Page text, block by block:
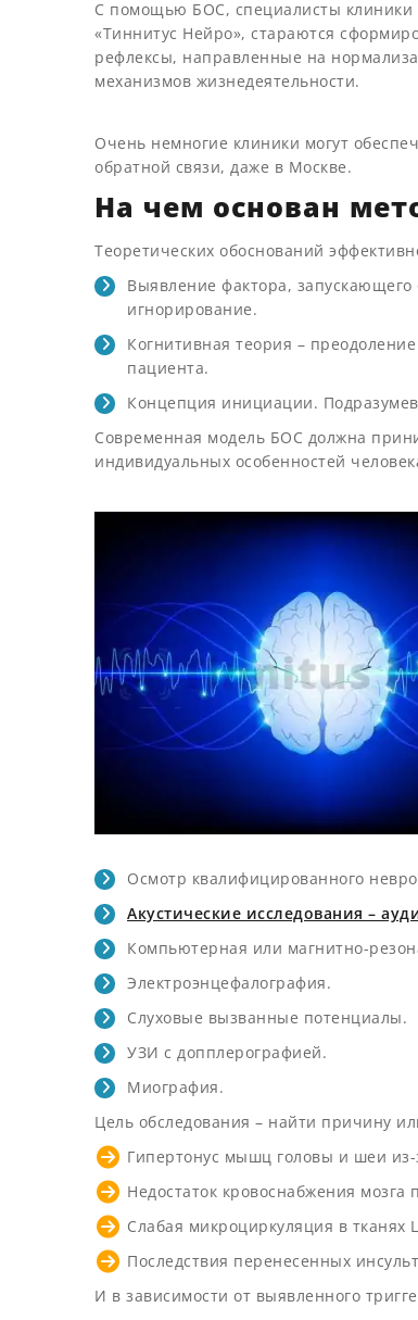
С помощью БОС, специалисты клиники
«Тиннитус Нейро», стараются
рефлексы, направленные на
механизмов жизнедеятельности.
Очень немногие клиники могут
обратной связи, даже в Москве.
На чем основан
Теоретических обоснований
Выявление фактора, запускающего
игнорирование.
Когнитивная теория –
пациента.
Концепция инициации.
Современная модель БОС должна
индивидуальных особенностей
Осмотр квалифицированного
Акустические исследования –
Компьютерная или магнитно-
Электроэнцефалография.
Слуховые вызванные потенциалы.
УЗИ с допплерографией.
Миография.
Цель обследования – найти причину
Гипертонус мышц головы и шеи
Недостаток кровоснабжения
Слабая микроциркуляция в тканях
Последствия перенесенных
И в зависимости от выявленного